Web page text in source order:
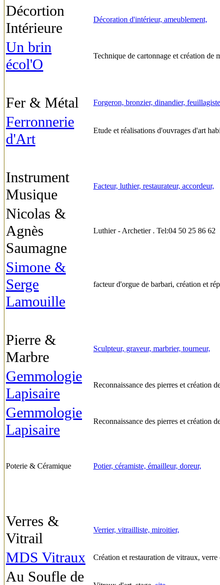
Décortion
Intérieure
Décoration d'intérieur, ameublement,
Un brin
écol'O
Technique de cartonnage et création de
Fer & Métal Forgeron, bronzier, dinandier,
Ferronnerie
d'Art
Etude et réalisations d'ouvrages d'art
Instrument
Musique
Facteur, luthier, restaurateur, accordeur,
Nicolas &
Agnès
Saumagne
Luthier - Archetier . Tel:04 50 25 86 62
Simone &
Serge
Lamouille
facteur d'orgue de barbari, création et
Pierre &
Marbre
Sculpteur, graveur, marbrier, tourneur,
Gemmologie
Lapisaire
Reconnaissance des pierres et création
Gemmologie
Lapisaire
Reconnaissance des pierres et création
Poterie & Céramique Potier, céramiste, émailleur, doreur,
Verres &
Vitrail
Verrier, vitrailliste, miroitier,
MDS Vitraux Création et restauration de vitraux, verre
Au Soufle de